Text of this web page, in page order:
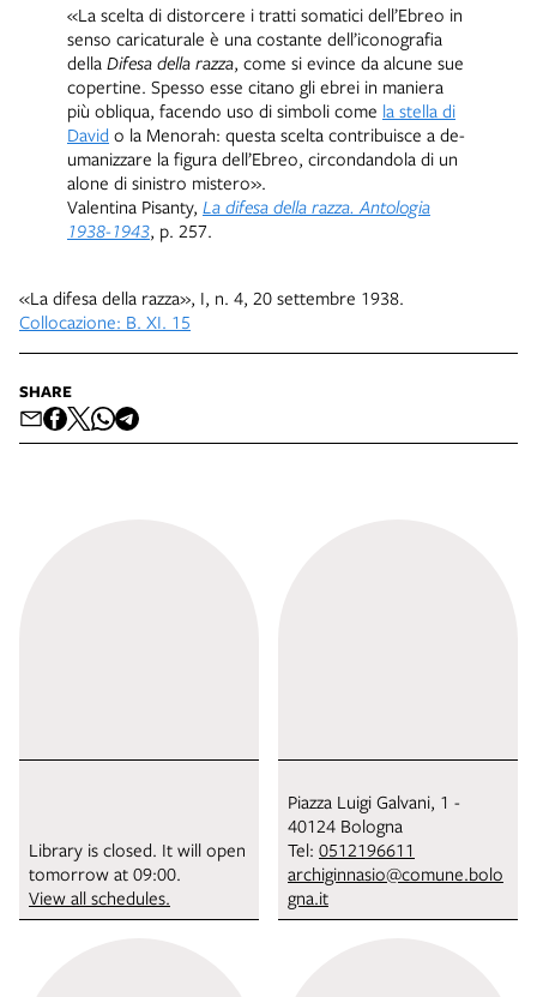
«La scelta di distorcere i tratti somatici dell’Ebreo in
senso caricaturale è una costante dell’iconografia
della Difesa della razza, come si evince da alcune sue
copertine. Spesso esse citano gli ebrei in maniera
più obliqua, facendo uso di simboli come la stella di
David o la Menorah: questa scelta contribuisce a de-
umanizzare la figura dell’Ebreo, circondandola di un
alone di sinistro mistero».
Valentina Pisanty, La difesa della razza. Antologia
1938-1943, p. 257.
«La difesa della razza», I, n. 4, 20 settembre 1938.
Collocazione: B. XI. 15
SHARE
Library is closed. It will open
tomorrow at 09:00.
View all schedules.
Piazza Luigi Galvani, 1 -
40124 Bologna
Tel: 0512196611
archiginnasio@comune.bolo
gna.it